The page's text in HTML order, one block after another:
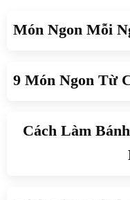
Món Ngon Mỗi
9 Món Ngon Từ
Cách Làm